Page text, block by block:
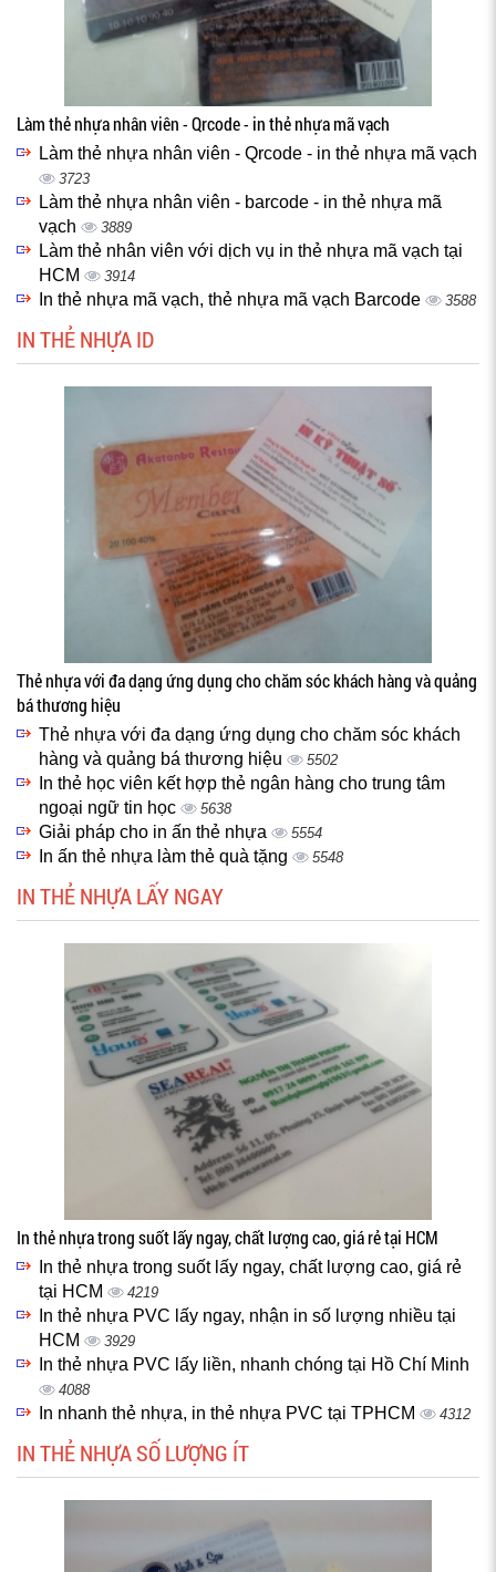
Làm thẻ nhựa nhân viên - Qrcode - in thẻ nhựa mã vạch
Làm thẻ nhựa nhân viên - Qrcode - in thẻ nhựa mã vạch
3723
Làm thẻ nhựa nhân viên - barcode - in thẻ nhựa mã
vạch
3889
Làm thẻ nhân viên với dịch vụ in thẻ nhựa mã vạch tại
HCM
3914
In thẻ nhựa mã vạch, thẻ nhựa mã vạch Barcode 3588
IN THẺ NHỰA ID
Thẻ nhựa với đa dạng ứng dụng cho chăm sóc khách hàng và quảng
bá thương hiệu
Thẻ nhựa với đa dạng ứng dụng cho chăm sóc khách
hàng và quảng bá thương hiệu
5502
In thẻ học viên kết hợp thẻ ngân hàng cho trung tâm
ngoại ngữ tin học
5638
Giải pháp cho in ấn thẻ nhựa 5554
In ấn thẻ nhựa làm thẻ quà tặng 5548
IN THẺ NHỰA LẤY NGAY
In thẻ nhựa trong suốt lấy ngay, chất lượng cao, giá rẻ tại HCM
In thẻ nhựa trong suốt lấy ngay, chất lượng cao, giá rẻ
tại HCM
4219
In thẻ nhựa PVC lấy ngay, nhận in số lượng nhiều tại
HCM
3929
In thẻ nhựa PVC lấy liền, nhanh chóng tại Hồ Chí Minh
4088
In nhanh thẻ nhựa, in thẻ nhựa PVC tại TPHCM 4312
IN THẺ NHỰA SỐ LƯỢNG ÍT